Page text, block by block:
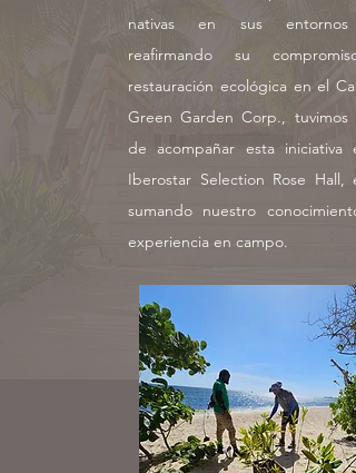
nativas en sus entornos
reafirmando su
restauración ecológica en el
Green Garden Corp., tuvimos
de acompañar esta iniciativa
Iberostar Selection Rose Hall,
sumando nuestro
experiencia en campo.